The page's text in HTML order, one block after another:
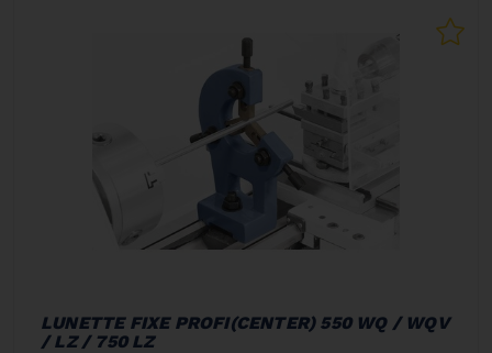
LUNETTE FIXE PROFI(CENTER) 550 WQ / WQV
/ LZ / 750 LZ